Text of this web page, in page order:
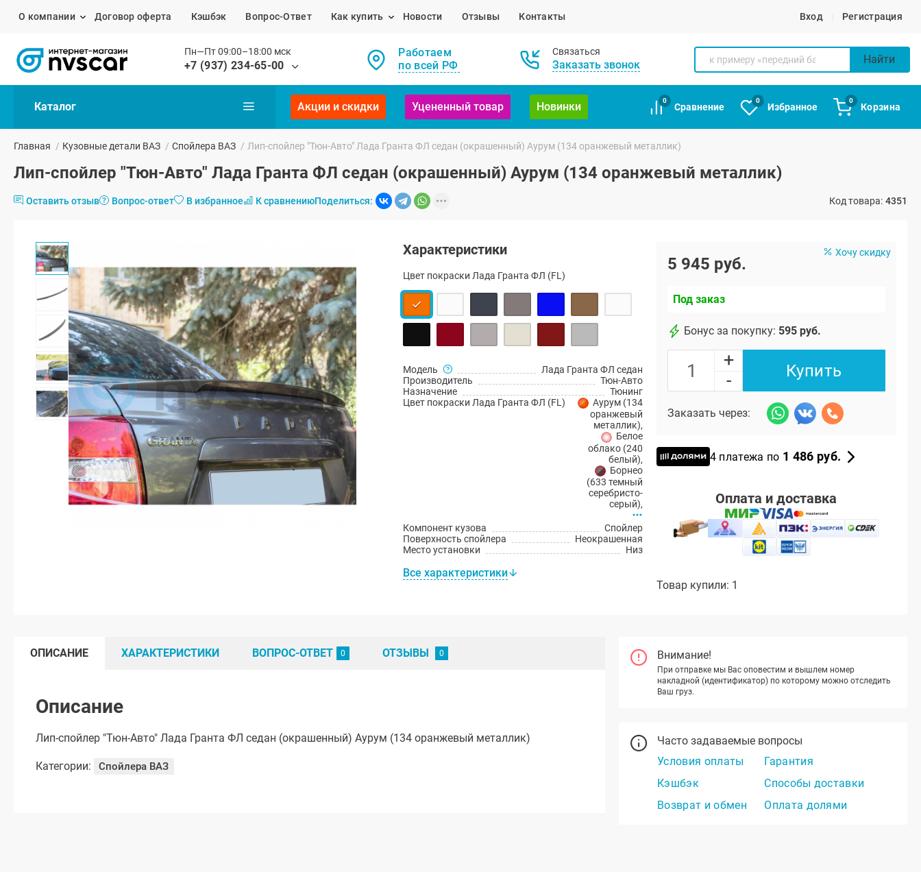
О компании Договор оферта Кэшбэк Вопрос-Ответ Как купить Новости Отзывы Контакты Вход Регистрация
Пн—Пт 09:00–18:00 мск
+7 (937) 234-65-00
Работаем
по всей РФ
Связаться
Заказать звонок Найти
Каталог Акции и скидки Уцененный товар Новинки
0
Сравнение
0
Избранное
0
Корзина
Главная / Кузовные детали ВАЗ / Спойлера ВАЗ / Лип-спойлер "Тюн-Авто" Лада Гранта ФЛ седан (окрашенный) Аурум (134 оранжевый металлик)
Лип-спойлер "Тюн-Авто" Лада Гранта ФЛ седан (окрашенный) Аурум (134 оранжевый металлик)
Оставить отзыв Вопрос-ответ В избранное К сравнениюПоделиться: Код товара: 4351
Характеристики
Цвет покраски Лада Гранта ФЛ (FL)
Модель
Лада Гранта ФЛ седан
Производитель
Тюн-Авто
Назначение
Тюнинг
Цвет покраски Лада Гранта ФЛ (FL)
Аурум (134
оранжевый
металлик),
Белое
облако (240
белый),
Борнео
(633 темный
серебристо-
серый),
Компонент кузова
Спойлер
Поверхность спойлера
Неокрашенная
Место установки
Низ
Все характеристики
Хочу скидку
5 945 руб.
Под заказ
Бонус за покупку: 595 руб.
+
-
Купить
Заказать через:
4 платежа по 1 486 руб.
Оплата и доставка
Товар купили: 1
Внимание!
При отправке мы Вас оповестим и вышлем номер
накладной (идентификатор) по которому можно отследить
Ваш груз.
Часто задаваемые вопросы
Условия оплаты
Гарантия
Кэшбэк
Способы доставки
Возврат и обмен
Оплата долями
ОПИСАНИЕ ХАРАКТЕРИСТИКИ ВОПРОС-ОТВЕТ ОТЗЫВЫ
Описание
Лип-спойлер "Тюн-Авто" Лада Гранта ФЛ седан (окрашенный) Аурум (134 оранжевый металлик)
Категории: Спойлера ВАЗ